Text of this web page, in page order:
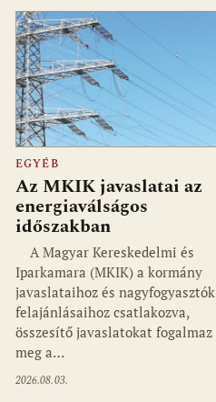
EGYÉB
Az MKIK javaslatai az
energiaválságos
időszakban
A Magyar Kereskedelmi és
Iparkamara (MKIK) a kormány
javaslataihoz és nagyfogyasztók
felajánlásaihoz csatlakozva,
összesítő javaslatokat fogalmaz
meg a…
2026.08.03.